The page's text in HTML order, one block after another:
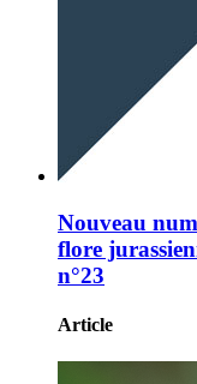
Nouveau
flore
n°23
Article